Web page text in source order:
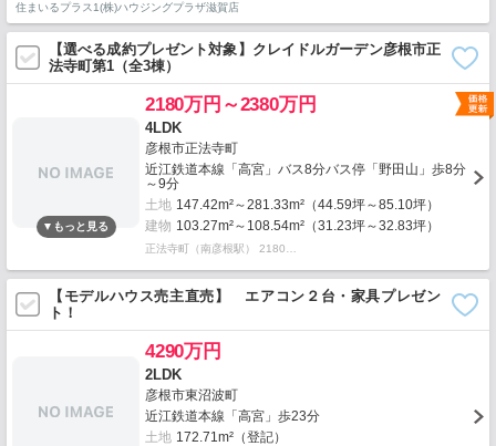
住まいるプラス1(株)ハウジングプラザ滋賀店
【選べる成約プレゼント対象】クレイドルガーデン彦根市正
法寺町第1（全3棟）
2180万円～2380万円
4LDK
彦根市正法寺町
近江鉄道本線「高宮」バス8分バス停「野田山」歩8分
～9分
土地 147.42m²～281.33m²（44.59坪～85.10坪）
建物 103.27m²～108.54m²（31.23坪～32.83坪）
正法寺町（南彦根駅） 2180…
【モデルハウス売主直売】 エアコン２台・家具プレゼン
ト！
4290万円
2LDK
彦根市東沼波町
近江鉄道本線「高宮」歩23分
土地 172.71m²（登記）